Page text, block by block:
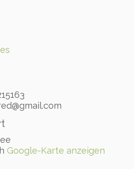
Google-Karte anzeigen